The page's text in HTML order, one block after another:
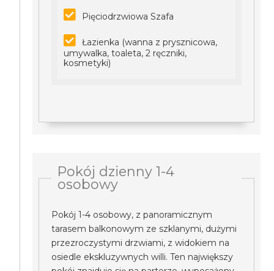
Pięciodrzwiowa Szafa
Łazienka (wanna z prysznicowa,
umywalka, toaleta, 2 ręczniki,
kosmetyki)
Pokój dzienny 1-4
osobowy
Pokój 1-4 osobowy, z panoramicznym
tarasem balkonowym ze szklanymi, dużymi
przezroczystymi drzwiami, z widokiem na
osiedle ekskluzywnych willi. Ten największy